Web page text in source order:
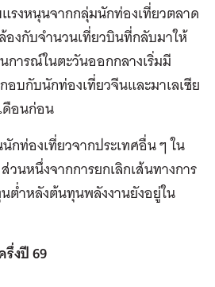
รงหนุนจากกลุ่มนักท่องเที่ยวตลาด
งกับจำนวนเที่ยวบินที่กลับมาให้
การณ์ในตะวันออกกลางเริ่มมี
กับนักท่องเที่ยวจีนและมาเลเซีย
ดือนก่อน
กท่องเที่ยวจากประเทศอื่น ๆ ใน
วนหนึ่งจากการยกเลิกเส้นทางการ
ต่ำหลังต้นทุนพลังงานยังอยู่ใน
งปี 69